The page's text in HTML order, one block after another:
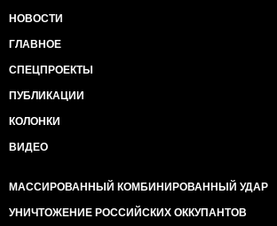
НОВОСТИ
ГЛАВНОЕ
СПЕЦПРОЕКТЫ
ПУБЛИКАЦИИ
КОЛОНКИ
ВИДЕО
МАССИРОВАННЫЙ КОМБИНИРОВАННЫЙ УДАР
УНИЧТОЖЕНИЕ РОССИЙСКИХ ОККУПАНТОВ